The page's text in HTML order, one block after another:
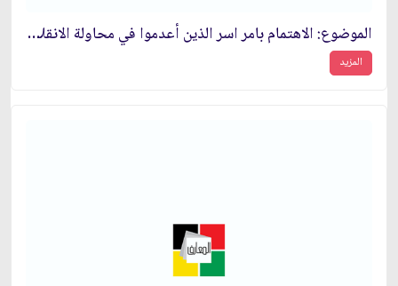
الموضوع: الاهتمام بامر اسر الذين أعدموا في محاولة الانقلاب الفاشلة في نوهد
المزيد